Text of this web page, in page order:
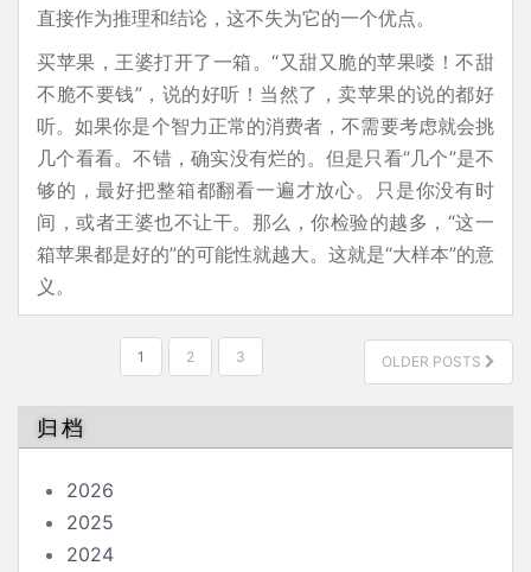
直接作为推理和结论，这不失为它的一个优点。
买苹果，王婆打开了一箱。“又甜又脆的苹果喽！不甜
不脆不要钱”，说的好听！当然了，卖苹果的说的都好
听。如果你是个智力正常的消费者，不需要考虑就会挑
几个看看。不错，确实没有烂的。但是只看“几个”是不
够的，最好把整箱都翻看一遍才放心。只是你没有时
间，或者王婆也不让干。那么，你检验的越多，“这一
箱苹果都是好的”的可能性就越大。这就是“大样本”的意
义。
分
页
1 2 3 OLDER POSTS
归档
2026
2025
2024